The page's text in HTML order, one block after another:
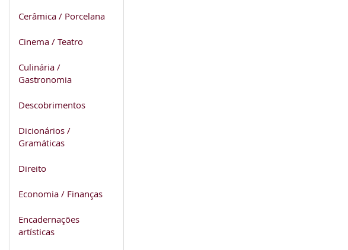
Cerâmica / Porcelana
Cinema / Teatro
Culinária /
Gastronomia
Descobrimentos
Dicionários /
Gramáticas
Direito
Economia / Finanças
Encadernações
artísticas